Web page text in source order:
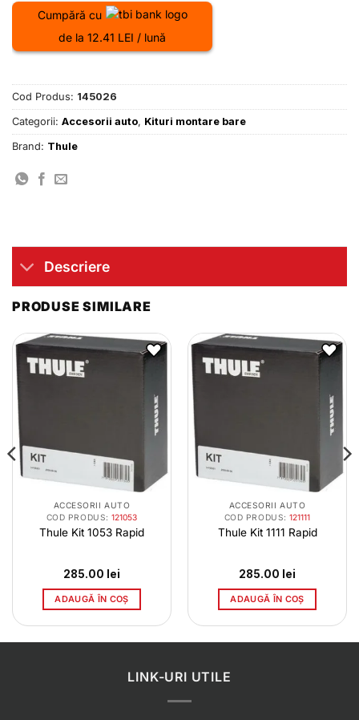
Cumpără cu
de la 12.41 LEI / lună
Cod Produs: 145026
Categorii: Accesorii auto, Kituri montare bare
Brand: Thule
Descriere
PRODUSE SIMILARE
ACCESORII AUTO
COD PRODUS:121053
Thule Kit 1053 Rapid
285.00 lei
ADAUGĂ ÎN COȘ
ACCESORII AUTO
COD PRODUS:121111
Thule Kit 1111 Rapid
285.00 lei
ADAUGĂ ÎN COȘ
LINK-URI UTILE